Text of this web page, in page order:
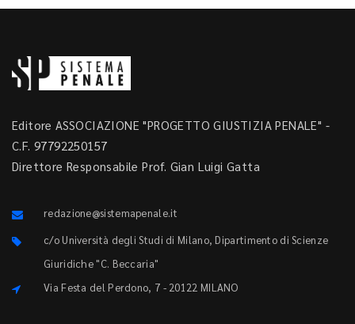
Editore ASSOCIAZIONE "PROGETTO GIUSTIZIA PENALE" -
C.F. 97792250157
Direttore Responsabile Prof. Gian Luigi Gatta
redazione@sistemapenale.it
c/o Università degli Studi di Milano, Dipartimento di Scienze
Giuridiche "C. Beccaria"
Via Festa del Perdono, 7 - 20122 MILANO